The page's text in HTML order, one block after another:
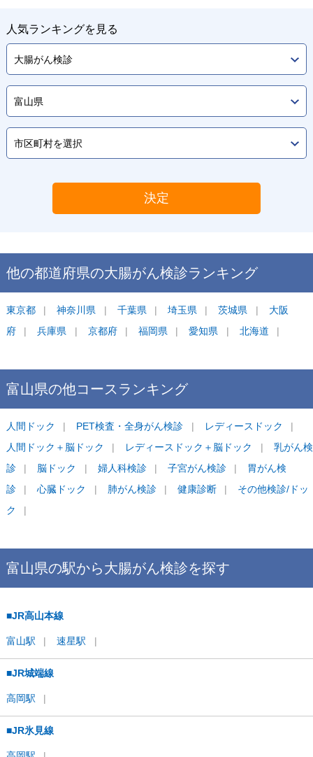
人気ランキングを見る
決定
他の都道府県の大腸がん検診ランキング
東京都 神奈川県 千葉県 埼玉県 茨城県
大阪
府
兵庫県 京都府 福岡県 愛知県 北海道
富山県の他コースランキング
人間ドック PET検査・全身がん検診
レディースドック
人間ドック＋脳ドック
レディースドック＋脳ドック
乳がん検
診
脳ドック 婦人科検診 子宮がん検診
胃がん検
診
心臓ドック 肺がん検診 健康診断
その他検診/ドッ
ク
富山県の駅から大腸がん検診を探す
■JR高山本線
富山駅 速星駅
■JR城端線
高岡駅
■JR氷見線